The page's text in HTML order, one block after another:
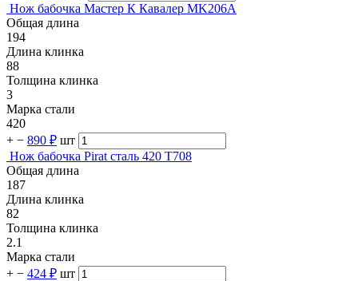
Нож бабочка Мастер К Кавалер MK206A
Общая длина
194
Длина клинка
88
Толщина клинка
3
Марка стали
420
+ − 890 ₽ шт
Нож бабочка Pirat сталь 420 T708
Общая длина
187
Длина клинка
82
Толщина клинка
2.1
Марка стали
+ − 424 ₽ шт